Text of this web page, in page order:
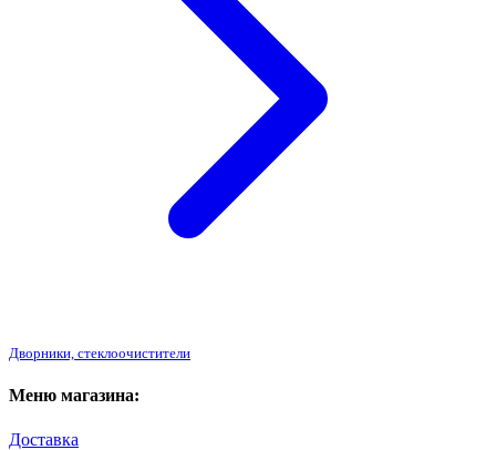
Дворники, стеклоочистители
Меню магазина:
Доставка